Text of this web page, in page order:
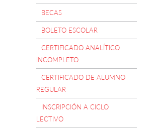
BECAS
BOLETO ESCOLAR
CERTIFICADO ANALÍTICO
INCOMPLETO
CERTIFICADO DE ALUMNO
REGULAR
INSCRIPCIÓN A CICLO
LECTIVO